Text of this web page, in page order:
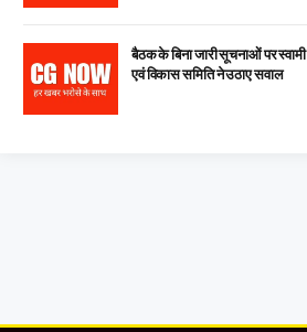
बैठक के बिना जारी सूचनाओं पर
एवं विकास समिति ने उठाए सवाल